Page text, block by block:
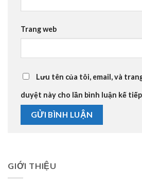
Trang web
Lưu tên của tôi, email, và
duyệt này cho lần bình luận kế
GIỚI THIỆU